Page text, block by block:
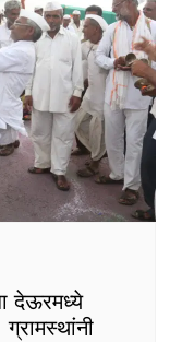
देऊरमध्ये